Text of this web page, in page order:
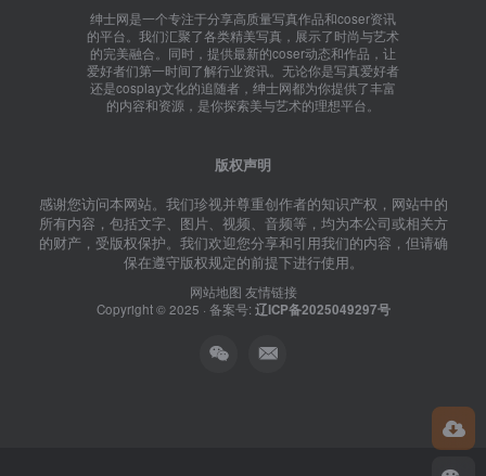
绅士网是一个专注于分享高质量写真作品和coser资讯
的平台。我们汇聚了各类精美写真，展示了时尚与艺术
的完美融合。同时，提供最新的coser动态和作品，让
爱好者们第一时间了解行业资讯。无论你是写真爱好者
还是cosplay文化的追随者，绅士网都为你提供了丰富
的内容和资源，是你探索美与艺术的理想平台。
版权声明
感谢您访问本网站。我们珍视并尊重创作者的知识产权，网站中的
所有内容，包括文字、图片、视频、音频等，均为本公司或相关方
的财产，受版权保护。我们欢迎您分享和引用我们的内容，但请确
保在遵守版权规定的前提下进行使用。
网站地图 友情链接
Copyright © 2025 · 备案号: 辽ICP备2025049297号